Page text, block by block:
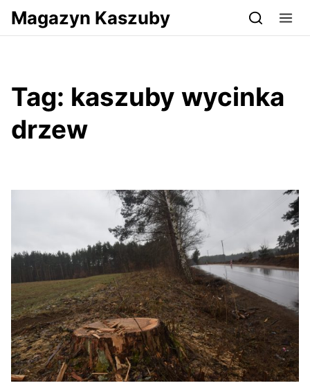
Przejdź do serwisu magazynkaszuby.pl
Magazyn Kaszuby
Tag: kaszuby wycinka
drzew